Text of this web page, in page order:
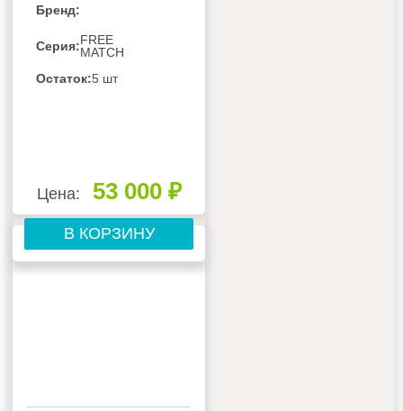
СИСТЕМЫ GREE
FREE MATCH IV
GTH(12)CA-
K6DNA1A/I
Бренд:
Серия:FREE
MATCH
Остаток:5 шт
Цена: 53 000 ₽
В КОРЗИНУ